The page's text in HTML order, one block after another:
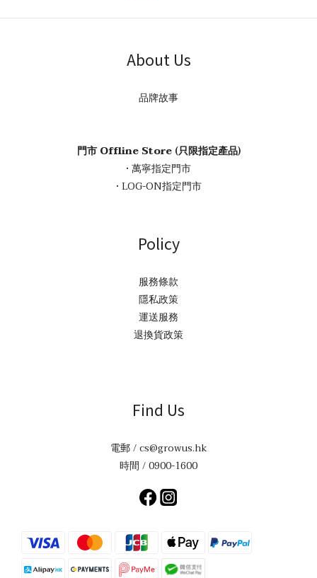
About Us
品牌故事
門市 Offline Store (只限指定產品)
• 萬寧指定門市
• LOG-ON指定門市
Policy
服務條款
隱私政策
運送服務
退換貨政策
Find Us
電郵 / cs@growus.hk
時間 / 0900-1600